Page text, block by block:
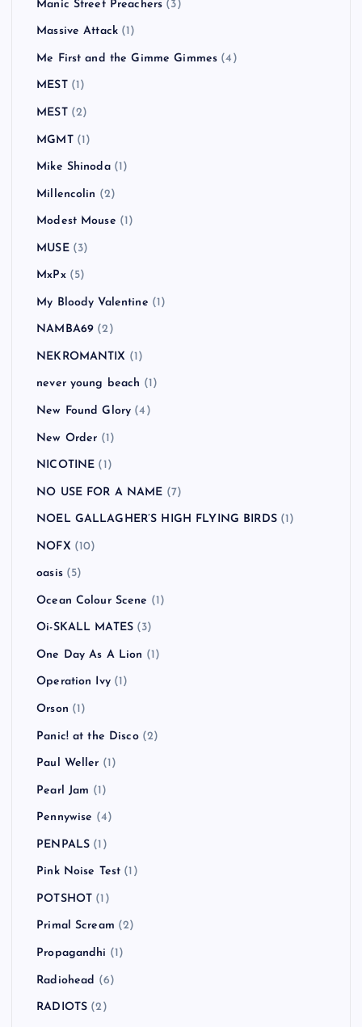
Manic Street Preachers (3)
Massive Attack (1)
Me First and the Gimme Gimmes (4)
MEST(1)
MEST(2)
MGMT(1)
Mike Shinoda(1)
Millencolin (2)
Modest Mouse (1)
MUSE(3)
MxPx(5)
My Bloody Valentine (1)
NAMBA69 (2)
NEKROMANTIX (1)
never young beach (1)
New Found Glory (4)
New Order (1)
NICOTINE (1)
NO USE FOR A NAME (7)
NOEL GALLAGHER’S HIGH FLYING BIRDS(1)
NOFX (10)
oasis(5)
Ocean Colour Scene (1)
Oi-SKALL MATES (3)
One Day As A Lion (1)
Operation Ivy(1)
Orson (1)
Panic! at the Disco(2)
Paul Weller (1)
Pearl Jam (1)
Pennywise (4)
PENPALS (1)
Pink Noise Test (1)
POTSHOT (1)
Primal Scream (2)
Propagandhi (1)
Radiohead (6)
RADIOTS (2)